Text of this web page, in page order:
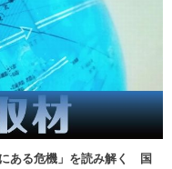
にある危機」を読み解く 国